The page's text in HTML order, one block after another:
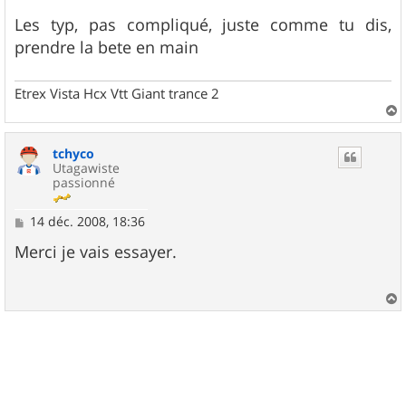
Les typ, pas compliqué, juste comme tu dis,
prendre la bete en main
Etrex Vista Hcx Vtt Giant trance 2
a
tchyco
Utagawiste
passionné
M
s
s
14 déc. 2008, 18:36
Merci je vais essayer.
a